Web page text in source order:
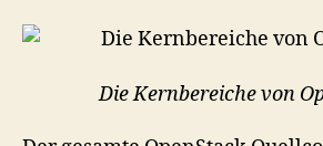
Die Kernbereiche von